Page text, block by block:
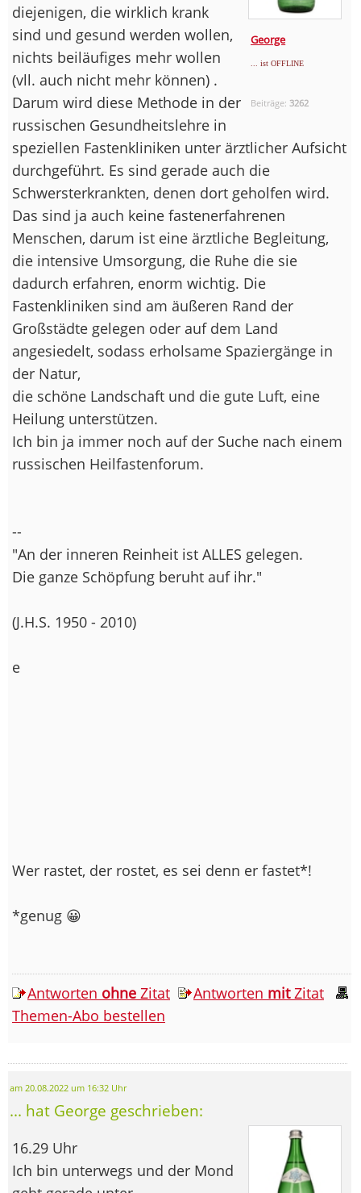
George
... ist OFFLINE
Beiträge:3262
diejenigen, die wirklich krank
sind und gesund werden wollen,
nichts beiläufiges mehr wollen
(vll. auch nicht mehr können) .
Darum wird diese Methode in der
russischen Gesundheitslehre in
speziellen Fastenkliniken unter ärztlicher Aufsicht
durchgeführt. Es sind gerade auch die
Schwersterkrankten, denen dort geholfen wird.
Das sind ja auch keine fastenerfahrenen
Menschen, darum ist eine ärztliche Begleitung,
die intensive Umsorgung, die Ruhe die sie
dadurch erfahren, enorm wichtig. Die
Fastenkliniken sind am äußeren Rand der
Großstädte gelegen oder auf dem Land
angesiedelt, sodass erholsame Spaziergänge in
der Natur,
die schöne Landschaft und die gute Luft, eine
Heilung unterstützen.
Ich bin ja immer noch auf der Suche nach einem
russischen Heilfastenforum.
--
"An der inneren Reinheit ist ALLES gelegen.
Die ganze Schöpfung beruht auf ihr."
(J.H.S. 1950 - 2010)
e
Wer rastet, der rostet, es sei denn er fastet*!
*genug 😀
Antworten ohne Zitat Antworten mitZitat
Themen-Abo bestellen
am 20.08.2022 um 16:32 Uhr
... hat George geschrieben:
16.29 Uhr
Ich bin unterwegs und der Mond